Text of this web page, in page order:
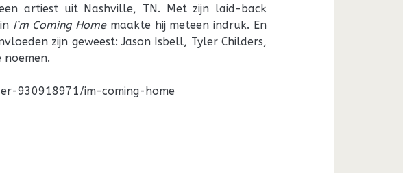
artiest uit Nashville, TN. Met zijn laid-back
I’m Coming Homemaakte hij meteen indruk. En
zijn geweest: Jason Isbell, Tyler Childers,
930918971/im-coming-home